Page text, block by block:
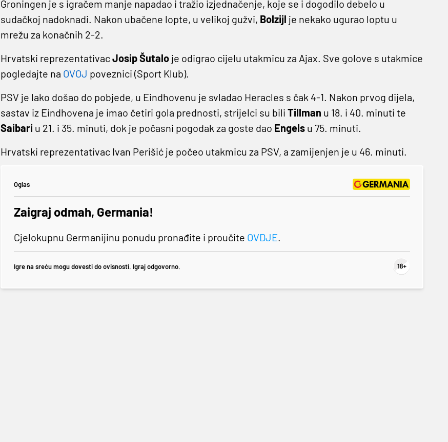
Groningen je s igračem manje napadao i tražio izjednačenje, koje se i dogodilo debelo u
sudačkoj nadoknadi. Nakon ubačene lopte, u velikoj gužvi, Bolzijl je nekako ugurao loptu u
mrežu za konačnih 2-2.
Hrvatski reprezentativacJosip Šutalo je odigrao cijelu utakmicu za Ajax. Sve golove s utakmice
pogledajte na OVOJ poveznici (Sport Klub).
PSV je lako došao do pobjede, u Eindhovenu je svladao Heracles s čak 4-1. Nakon prvog dijela,
sastav iz Eindhovena je imao četiri gola prednosti, strijelci su bili Tillman u 18. i 40. minuti te
Saibari u 21. i 35. minuti, dok je počasni pogodak za goste dao Engels u 75. minuti.
Hrvatski reprezentativac Ivan Perišić je počeo utakmicu za PSV, a zamijenjen je u 46. minuti.
Oglas
Zaigraj odmah, Germania!
Cjelokupnu Germanijinu ponudu pronađite i proučite OVDJE.
Igre na sreću mogu dovesti do ovisnosti. Igraj odgovorno.